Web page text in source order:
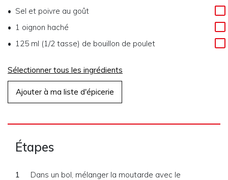
Sel et poivre au goût
1 oignon haché
125 ml (1/2 tasse) de bouillon de poulet
Sélectionner tous les ingrédients
Ajouter à ma liste d'épicerie
Étapes
Dans un bol, mélanger la moutarde avec le